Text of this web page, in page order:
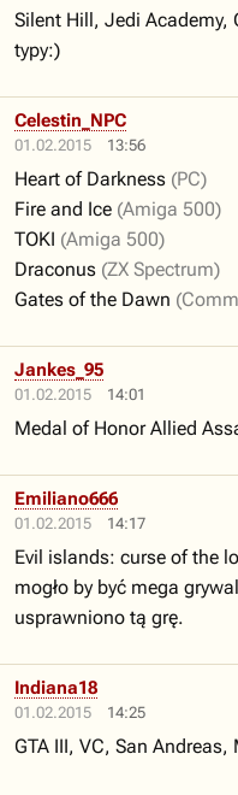
Silent Hill, Jedi
typy:)
01.02.2015 13:56
Celestin_NPC
Heart of Darkness (PC)
Fire and Ice (Amiga 500)
TOKI (Amiga 500)
Draconus (ZX Spectrum)
Gates of the Dawn
01.02.2015 14:01
Jankes_95
Medal of Honor Allied
01.02.2015 14:17
Emiliano666
Evil islands: curse of the
mogło by być mega
usprawniono tą grę.
01.02.2015 14:25
Indiana18
GTA III, VC, San